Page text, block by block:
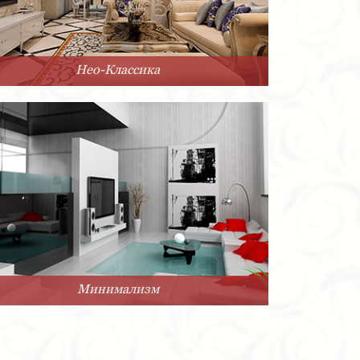
Нео-Классика
Минимализм